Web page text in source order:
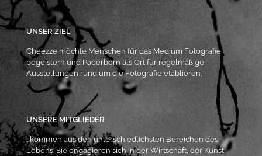
UNSER ZIEL
Cheezze möchte Menschen für das Medium Fotografie
begeistern und Paderborn als Ort für regelmäßige
Ausstellungen rund um die Fotografie etablieren.
UNSERE MITGLIEDER
…kommen aus den unterschiedlichsten Bereichen des
Lebens. Sie engagieren sich in der Wirtschaft, der Kunst,